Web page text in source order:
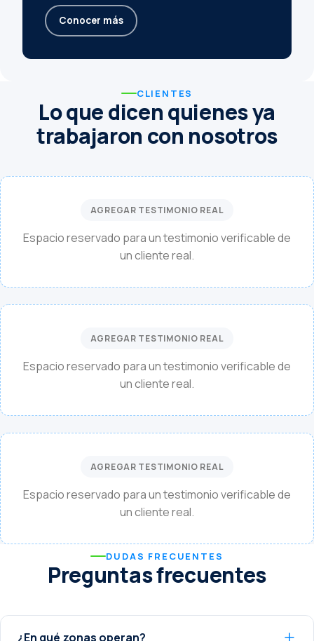
Conocer más
CLIENTES
Lo que dicen quienes ya
trabajaron con nosotros
AGREGAR TESTIMONIO REAL
Espacio reservado para un testimonio verificable de
un cliente real.
AGREGAR TESTIMONIO REAL
Espacio reservado para un testimonio verificable de
un cliente real.
AGREGAR TESTIMONIO REAL
Espacio reservado para un testimonio verificable de
un cliente real.
DUDAS FRECUENTES
Preguntas frecuentes
¿En qué zonas operan?